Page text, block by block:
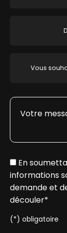
Vous
Votre
En
informations
demande et
découler*
(*) obligatoire